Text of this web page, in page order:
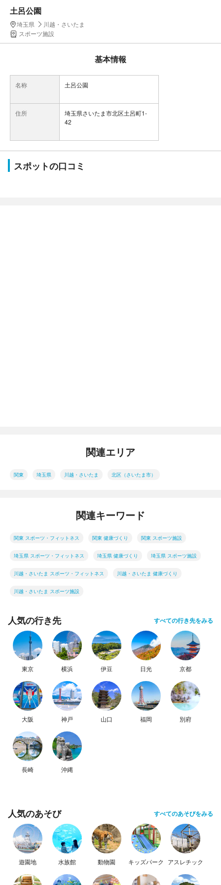
土呂公園
埼玉県
川越・さいたま
スポーツ施設
基本情報
名称 土呂公園
住所
埼玉県さいたま市北区土呂町1-
42
スポットの口コミ
関連エリア
関東 埼玉県 川越・さいたま 北区（さいたま市）
関連キーワード
関東 スポーツ・フィットネス 関東 健康づくり 関東 スポーツ施設
埼玉県 スポーツ・フィットネス 埼玉県 健康づくり 埼玉県 スポーツ施設
川越・さいたま スポーツ・フィットネス 川越・さいたま 健康づくり
川越・さいたま スポーツ施設
人気の行き先 すべての行き先をみる
東京 横浜 伊豆 日光 京都
大阪 神戸 山口 福岡 別府
長崎 沖縄
人気のあそび すべてのあそびをみる
遊園地 水族館 動物園 キッズパーク アスレチック